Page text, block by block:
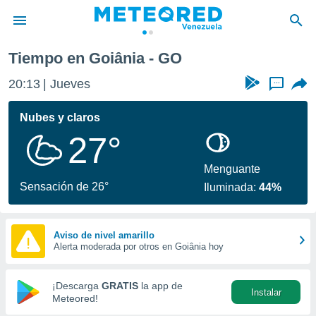
de
ha
calidad.
a este
las
y
forma
digital
basada
Tiempo en Goiânia - GO
20:13 Jueves ...
Nubes y claros
27°
Sensación de 26°
Menguante
Iluminada:44%
Aviso de nivel amarillo
Alerta moderada por otros en Goiânia hoy
¡Descarga GRATIS la app de
Meteored!
Instalar